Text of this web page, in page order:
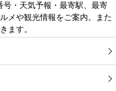
・天気予報・最寄駅、最寄
メや観光情報をご案内。また
ます。